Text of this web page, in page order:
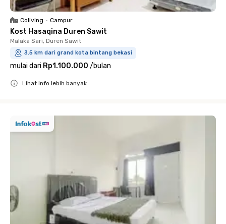
Coliving • Campur
Kost Hasaqina Duren Sawit
Malaka Sari, Duren Sawit
3.5 km dari grand kota bintang bekasi
mulai dari Rp1.100.000 /bulan
Lihat info lebih banyak